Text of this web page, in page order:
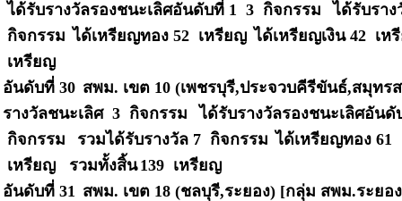
ได้รับรางวัลรองชนะเลิศอันดับที่ 1 3 กิจกรรม
ได้รับรา
กิจกรรม ได้เหรียญทอง 52 เหรียญ ได้เหรียญเงิน 42 เ
เหรียญ
อันดับที่ 30 สพม. เขต 10 (เพชรบุรี,ประจวบคีรีขันธ์,สมุท
รางวัลชนะเลิศ 3 กิจกรรม
ได้รับรางวัลรองชนะเลิศอัน
กิจกรรม
รวมได้รับรางวัล 7 กิจกรรม ได้เหรียญทอง
เหรียญ รวมทั้งสิ้น 139 เหรียญ
อันดับที่ 31 สพม. เขต 18 (ชลบุรี,ระยอง) [กลุ่ม สพม.ระยอ